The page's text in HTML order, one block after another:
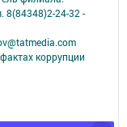
8(84348)2-24-32 -
коррупции